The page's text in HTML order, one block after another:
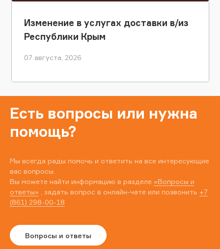
Изменение в услугах доставки в/из
Республики Крым
07 августа, 2026
Есть вопросы или нужна
помощь?
Мы всегда рады помочь и ответить на все интересующие
вас вопросы.
Вы можете найти информацию в разделе «Вопросы и
ответы» , задать вопрос в онлайн-чате или позвонить +7
(861) 298-00-18
Вопросы и ответы